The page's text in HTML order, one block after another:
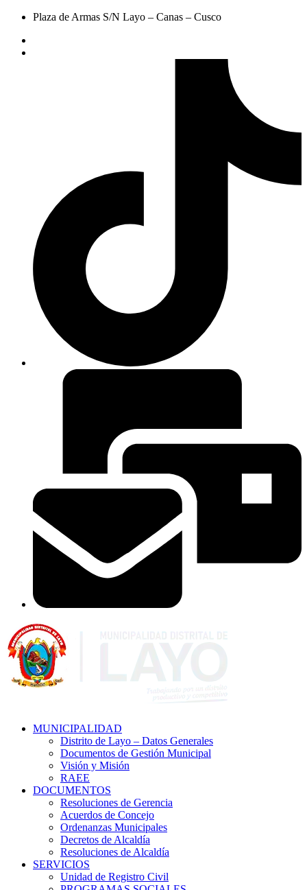
Plaza de Armas S/N Layo – Canas – Cusco
MUNICIPALIDAD
Distrito de Layo – Datos Generales
Documentos de Gestión Municipal
Visión y Misión
RAEE
DOCUMENTOS
Resoluciones de Gerencia
Acuerdos de Concejo
Ordenanzas Municipales
Decretos de Alcaldía
Resoluciones de Alcaldía
SERVICIOS
Unidad de Registro Civil